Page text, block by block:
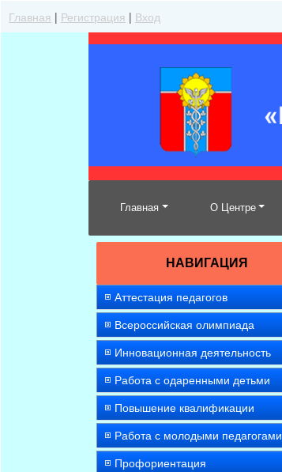
Главная | Регистрация | Вход
Главная О Центре
НАВИГАЦИЯ
Аттестация педагогов
Всероссийская олимпиада
Инновационная деятельность
Работа с одаренными детьми
Повышение квалификации
Работа с молодыми педагогами
Профориентация